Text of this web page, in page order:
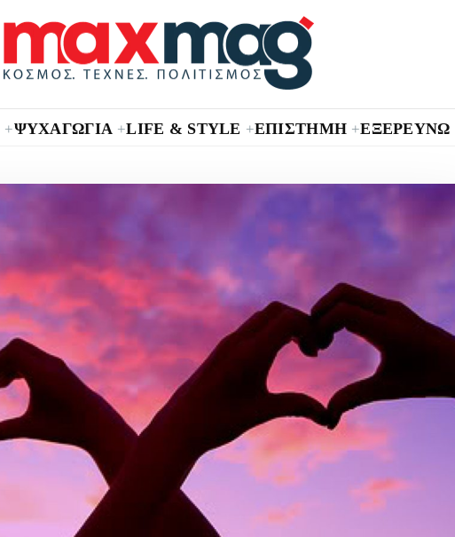
+ΨΥΧΑΓΩΓΙΑ +LIFE & STYLE +ΕΠΙΣΤΗΜΗ +ΕΞΕΡΕΥΝΩ